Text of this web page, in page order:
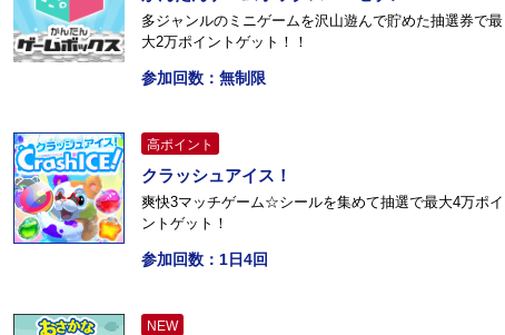
多ジャンルのミニゲームを沢山遊んで貯めた抽選券で最
大2万ポイントゲット！！
参加回数：無制限
高ポイント
クラッシュアイス！
爽快3マッチゲーム☆シールを集めて抽選で最大4万ポイ
ントゲット！
参加回数：1日4回
NEW